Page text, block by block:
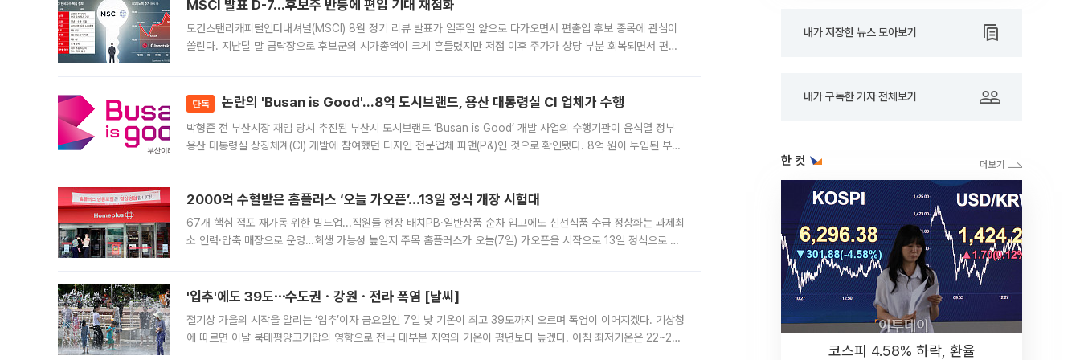
MSCI 발표 D-7…후보주 반등에 편입 기대 재점화
모건스탠리캐피털인터내셔널(MSCI) 8월 정기 리뷰 발표가 일주일 앞으로 다가오면서 편출입 후보 종목에 관심이
쏠린다. 지난달 말 급락장으로 후보군의 시가총액이 크게 흔들렸지만 저점 이후 주가가 상당 부분 회복되면서 편입
단독 논란의 'Busan is Good'…8억 도시브랜드, 용산 대통령실 CI 업체가 수행
박형준 전 부산시장 재임 당시 추진된 부산시 도시브랜드 ‘Busan is Good’ 개발 사업의 수행기관이 윤석열 정부
용산 대통령실 상징체계(CI) 개발에 참여했던 디자인 전문업체 피앤(P&)인 것으로 확인됐다. 8억 원이 투입된 부산
2000억 수혈받은 홈플러스 ‘오늘 가오픈’...13일 정식 개장 시험대
67개 핵심 점포 재가동 위한 빌드업...직원들 현장 배치PB·일반상품 순차 입고에도 신선식품 수급 정상화는 과제최
소 인력·압축 매장으로 운영…회생 가능성 높일지 주목 홈플러스가 오늘(7일) 가오픈을 시작으로 13일 정식으로 재
'입추'에도 39도⋯수도권ㆍ강원ㆍ전라 폭염 [날씨]
절기상 가을의 시작을 알리는 ‘입추’이자 금요일인 7일 낮 기온이 최고 39도까지 오르며 폭염이 이어지겠다. 기상청
에 따르면 이날 북태평양고기압의 영향으로 전국 대부분 지역의 기온이 평년보다 높겠다. 아침 최저기온은 22~27
내가 저장한 뉴스 모아보기
내가 구독한 기자 전체보기
한 컷
코스피 4.58% 하락, 환율